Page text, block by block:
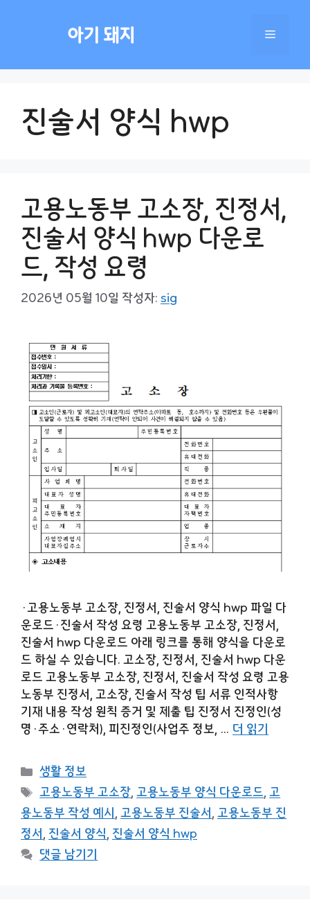
아기 돼지 메
진술서 양식 hwp
고용노동부 고소장, 진정서,
진술서 양식 hwp 다운로
드, 작성 요령
2026년 05월 10일 작성자: sig
·고용노동부 고소장, 진정서, 진술서 양식 hwp 파일 다
운로드·진술서 작성 요령 고용노동부 고소장, 진정서,
진술서 hwp 다운로드 아래 링크를 통해 양식을 다운로
드 하실 수 있습니다. 고소장, 진정서, 진술서 hwp 다운
로드 고용노동부 고소장, 진정서, 진술서 작성 요령 고용
노동부 진정서, 고소장, 진술서 작성 팁 서류 인적사항
기재 내용 작성 원칙 증거 및 제출 팁 진정서 진정인(성
명·주소·연락처), 피진정인(사업주 정보, … 더 읽기
카
테
고
리
생활 정보
태
그
고용노동부 고소장,고용노동부 양식 다운로드,고
용노동부 작성 예시, 고용노동부 진술서, 고용노동부 진
정서, 진술서 양식, 진술서 양식 hwp
댓글 남기기